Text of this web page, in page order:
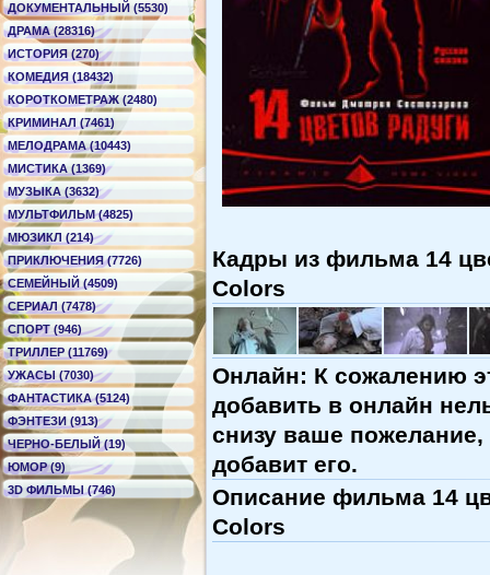
ДОКУМЕНТАЛЬНЫЙ (5530)
ДРАМА (28316)
ИСТОРИЯ (270)
КОМЕДИЯ (18432)
КОРОТКОМЕТРАЖ (2480)
КРИМИНАЛ (7461)
МЕЛОДРАМА (10443)
МИСТИКА (1369)
МУЗЫКА (3632)
МУЛЬТФИЛЬМ (4825)
МЮЗИКЛ (214)
ПРИКЛЮЧЕНИЯ (7726)
СЕМЕЙНЫЙ (4509)
СЕРИАЛ (7478)
СПОРТ (946)
ТРИЛЛЕР (11769)
УЖАСЫ (7030)
ФАНТАСТИКА (5124)
ФЭНТЕЗИ (913)
ЧЕРНО-БЕЛЫЙ (19)
ЮМОР (9)
3D ФИЛЬМЫ (746)
Кадры из фильма 14
Colors
Онлайн: К сожалению
добавить в онлайн
снизу ваше
добавит его.
Описание фильма 14
Colors